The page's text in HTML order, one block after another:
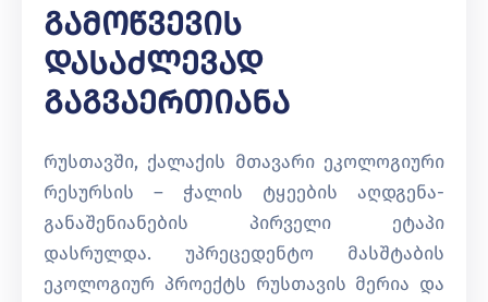
Გამოწვევის
Დასაძლევად
Გაგვაერთიანა
რუსთავში, ქალაქის მთავარი ეკოლოგიური
რესურსის – ჭალის ტყეების აღდგენა-
განაშენიანების პირველი ეტაპი
დასრულდა. უპრეცედენტო მასშტაბის
ეკოლოგიურ პროექტს რუსთავის მერია და